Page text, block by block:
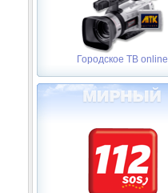
Городское ТВ online